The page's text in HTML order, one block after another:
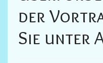
der
Sie unter